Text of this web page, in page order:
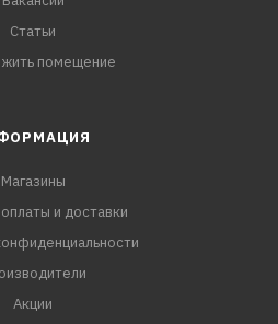
Статьи
помещение
Магазины
и доставки
Акции